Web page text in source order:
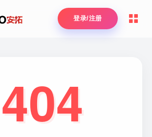
登录/注册
404